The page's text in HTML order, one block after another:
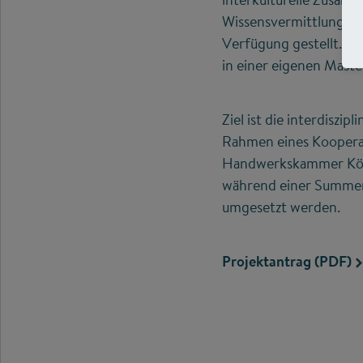
Wissensvermittlung.
Verfügung gestellt.
in einer eigenen
Ziel ist die
Rahmen eines
Handwerkskammer
während einer
umgesetzt werden.
Projektantrag (PDF)